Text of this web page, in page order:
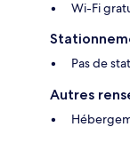
Wi-Fi
Pas de
Autres